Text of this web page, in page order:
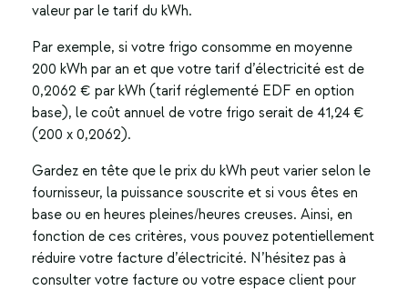
valeur par le tarif du kWh.
Par exemple, si votre frigo consomme en moyenne
200 kWh par an et que votre tarif d’électricité est de
0,2062 € par kWh (tarif réglementé EDF en option
base), le coût annuel de votre frigo serait de 41,24 €
(200 x 0,2062).
Gardez en tête que le prix du kWh peut varier selon le
fournisseur, la puissance souscrite et si vous êtes en
base ou en heures pleines/heures creuses. Ainsi, en
fonction de ces critères, vous pouvez potentiellement
réduire votre facture d’électricité. N’hésitez pas à
consulter votre facture ou votre espace client pour